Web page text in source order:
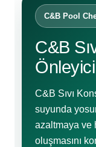
Wtr Havuz
Havuz
Havuz Isıtma
Havuz
C&B Pool
C&B
Önleyici
C&B Sıvı
suyunda
azaltmaya ve
oluşmasını